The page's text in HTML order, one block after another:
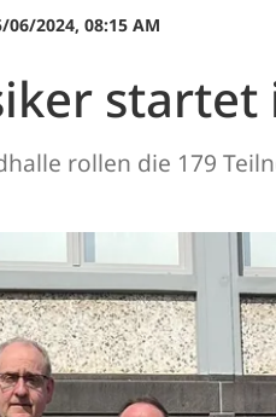
06/2024, 08:15 AM
rollen die 179